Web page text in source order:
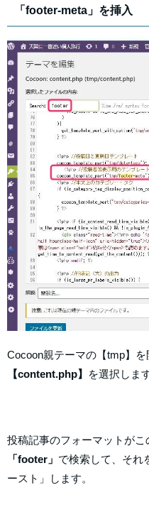
「footer-meta」を挿入
Cocoon親テーマの【tmp】
【content.php】
を選択します
投稿記事のフォーマットがこ
「footer」 で検索して、それ
ースト」します。